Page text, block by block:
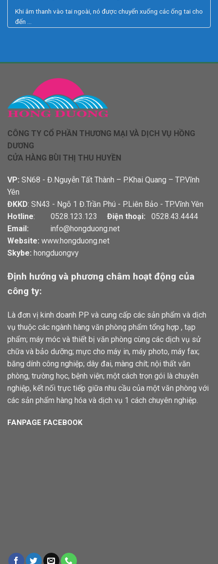
Khi âm thanh vào tai ngoài, nó được chuyển xuống các ống tai cho
đến ...
CÔNG TY CỔ PHẦN THƯƠNG MẠI VÀ DỊCH VỤ HỒNG
DƯƠNG
CỬA HÀNG BÙI THỊ THU HUYỀN
VP: SN68 - Đ.Nguyễn Tất Thành – P.Khai Quang – TP.Vĩnh
Yên
ĐKKD: SN43 - Ngõ 1 Đ.Trần Phú - P.Liên Bảo - TP.Vĩnh Yên
Hotline: 0528.123.123 Điện thoại: 0528.43.4444
Email:
info@hongduong.net
Website: www.hongduong.net
Skybe: hongduongvy
Định hướng và phương châm hoạt động của
công ty:
Là đơn vị kinh doanh PP và cung cấp các sản phẩm và dịch
vụ thuộc các ngành hàng văn phòng phẩm tổng hợp , tạp
phẩm; máy móc và thiết bị văn phòng cùng các dịch vụ sử
chữa và bảo dưỡng; mực cho máy in, máy photo, máy fax;
băng dính công nghiệp; dây đai, màng chít; nội thất văn
phòng, trường học, bệnh viện; một cách trọn gói là chuyên
nghiệp, kết nối trực tiếp giữa nhu cầu của một văn phòng với
các sản phẩm hàng hóa và dịch vụ 1 cách chuyên nghiệp.
FANPAGE FACEBOOK